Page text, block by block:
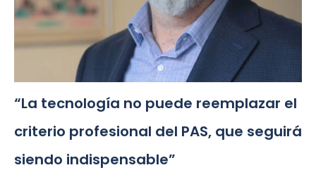
“La tecnología no puede reemplazar el
criterio profesional del PAS, que seguirá
siendo indispensable”